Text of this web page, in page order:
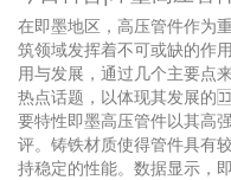
在即墨地区，高压管件作为
筑领域发挥着不可或缺的作
用与发展，通过几个主要点
热点话题，以体现其发展的
要特性即墨高压管件以其高
评。铸铁材质使得管件具有
持稳定的性能。数据显示，